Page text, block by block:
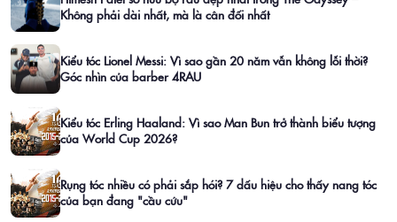
Không phải dài nhất, mà là cân đối nhất
Kiểu tóc Lionel Messi: Vì sao gần 20 năm vẫn không lỗi thời?
Góc nhìn của barber 4RAU
Kiểu tóc Erling Haaland: Vì sao Man Bun trở thành biểu tượng
của World Cup 2026?
Rụng tóc nhiều có phải sắp hói? 7 dấu hiệu cho thấy nang tóc
của bạn đang "cầu cứu"